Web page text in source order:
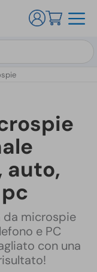
auto,
da microspie
e PC
con una